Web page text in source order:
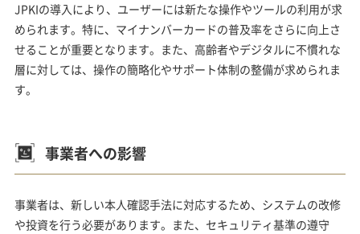
JPKIの導入により、ユーザーには新たな操作やツールの利用が求
められます。特に、マイナンバーカードの普及率をさらに向上さ
せることが重要となります。また、高齢者やデジタルに不慣れな
層に対しては、操作の簡略化やサポート体制の整備が求められま
す。
事業者への影響
事業者は、新しい本人確認手法に対応するため、システムの改修
や投資を行う必要があります。また、セキュリティ基準の遵守